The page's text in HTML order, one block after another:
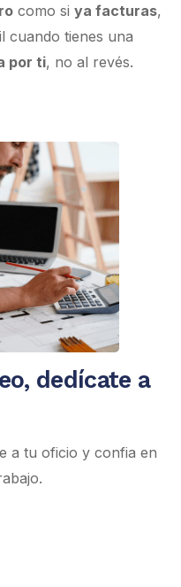
como si ya facturas,
cuando tienes una
por ti, no al revés.
dedícate a
a tu oficio y confia en